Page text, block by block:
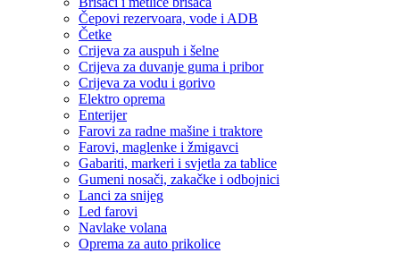
Čepovi rezervoara, vode i ADB
Četke
Crijeva za auspuh i šelne
Crijeva za duvanje guma i pribor
Crijeva za vodu i gorivo
Elektro oprema
Enterijer
Farovi za radne mašine i traktore
Farovi, maglenke i žmigavci
Gabariti, markeri i svjetla za tablice
Gumeni nosači, zakačke i odbojnici
Lanci za snijeg
Led farovi
Navlake volana
Oprema za auto prikolice